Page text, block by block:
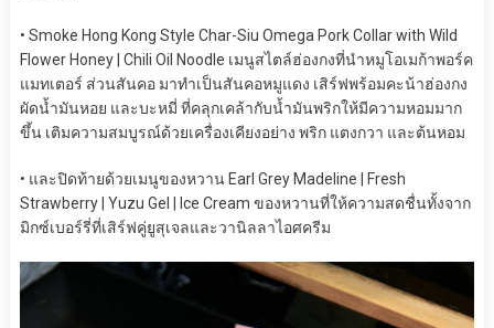
• Smoke Hong Kong Style Char-Siu Omega Pork Collar with Wild
Flower Honey | Chili Oil Noodle เมนูสไตล์ฮ่องกงที่นำหมูโอเมก้าพอร์ค
แมทเตอร์ ส่วนสันคอ มาทำเป็นสันคอหมูแดง เสิร์ฟพร้อมคะน้าฮ่องกง
ผัดน้ำมันหอย และบะหมี่ ที่คลุกเคล้ากับน้ำมันพริกให้มีความหอมมาก
ขึ้น เติมความสมบูรณ์ด้วยเครื่องเคียงอย่าง พริก แตงกวา และต้นหอม
• และปิดท้ายด้วยเมนูของหวาน Earl Grey Madeline | Fresh
Strawberry | Yuzu Gel | Ice Cream ของหวานที่ให้ความสดชื่นทั้งจาก
มิกซ์เบอร์รี่ที่เสิร์ฟคู่ยูสุเจลและวานิลลาไอศครีม